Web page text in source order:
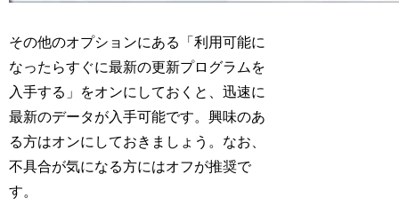
その他のオプションにある「利用可能に
なったらすぐに最新の更新プログラムを
入手する」をオンにしておくと、迅速に
最新のデータが入手可能です。興味のあ
る方はオンにしておきましょう。なお、
不具合が気になる方にはオフが推奨で
す。